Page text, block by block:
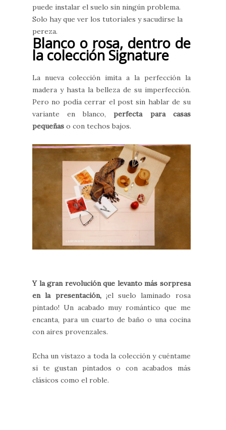
puede instalar el suelo sin ningún problema.
Solo hay que ver los tutoriales y sacudirse la
pereza.
Blanco o rosa, dentro de
la colección Signature
La nueva colección imita a la perfección la
madera y hasta la belleza de su imperfección.
Pero no podía cerrar el post sin hablar de su
variante en blanco, perfecta para casas
pequeñas o con techos bajos.
Y la gran revolución que levanto más sorpresa
en la presentación,¡el suelo laminado rosa
pintado! Un acabado muy romántico que me
encanta, para un cuarto de baño o una cocina
con aires provenzales.
Echa un vistazo a toda la colección y cuéntame
si te gustan pintados o con acabados más
clásicos como el roble.